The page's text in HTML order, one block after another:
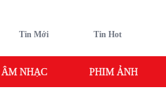
Tin Mới Tin Hot
ÂM NHẠC PHIM ẢNH